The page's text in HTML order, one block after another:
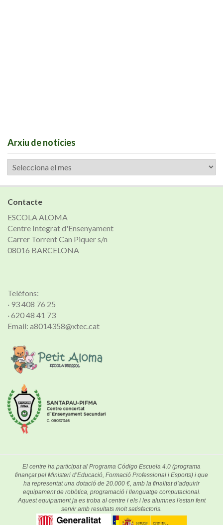
Arxiu de notícies
Arxiu
de
notícies
Contacte
ESCOLA ALOMA
Centre Integrat d'Ensenyament
Carrer Torrent Can Piquer s/n
08016 BARCELONA
Telèfons:
· 93 408 76 25
· 620 48 41 73
Email: a8014358@xtec.cat
El centre ha participat al Programa Código Escuela 4.0 (programa
finançat pel Ministeri d’Educació, Formació Professional i Esports) i que
ha representat una dotació de 20.000 €, amb la finalitat d’adquirir
equipament de robòtica, programació i llenguatge computacional.
Aquest equipament ja es troba al centre i els i les alumnes l'estan fent
servir amb resultats molt satisfactoris.